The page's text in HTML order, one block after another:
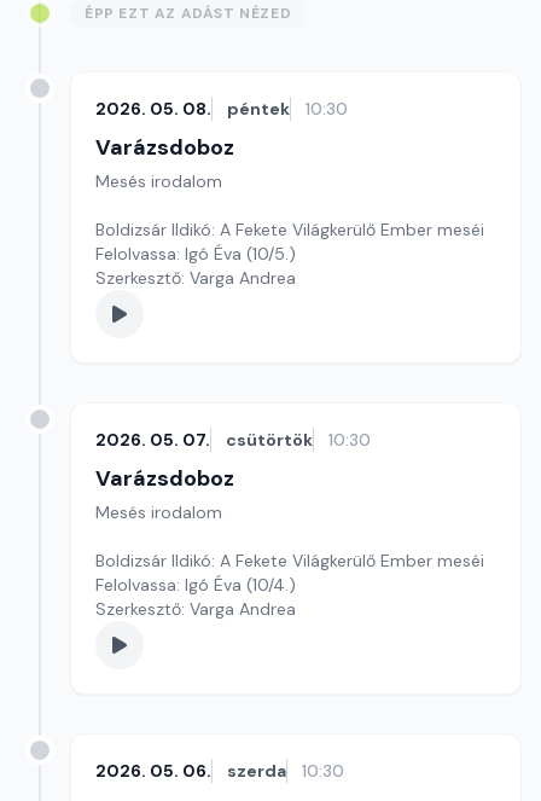
ÉPP EZT AZ ADÁST NÉZED
2026. 05. 08. péntek 10:30
Varázsdoboz
Mesés irodalom
Boldizsár Ildikó: A Fekete Világkerülő Ember meséi
Felolvassa: Igó Éva (10/5.)
Szerkesztő: Varga Andrea
2026. 05. 07. csütörtök 10:30
Varázsdoboz
Mesés irodalom
Boldizsár Ildikó: A Fekete Világkerülő Ember meséi
Felolvassa: Igó Éva (10/4.)
Szerkesztő: Varga Andrea
2026. 05. 06. szerda 10:30